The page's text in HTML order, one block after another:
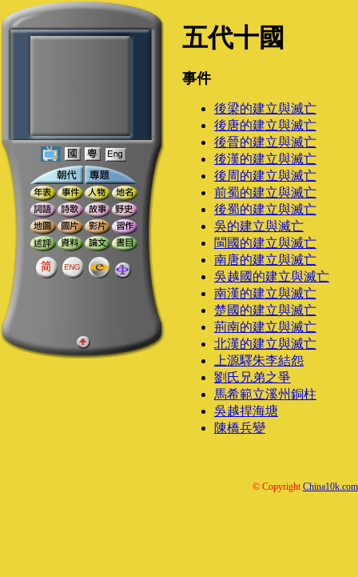
五代十國
事件
後梁的建立與滅亡
後唐的建立與滅亡
後晉的建立與滅亡
後漢的建立與滅亡
後周的建立與滅亡
前蜀的建立與滅亡
後蜀的建立與滅亡
吳的建立與滅亡
閩國的建立與滅亡
南唐的建立與滅亡
吳越國的建立與滅亡
南漢的建立與滅亡
楚國的建立與滅亡
荊南的建立與滅亡
北漢的建立與滅亡
上源驛朱李結怨
劉氏兄弟之爭
馬希範立溪州銅柱
吳越捍海塘
陳橋兵變
© CopyrightChina10k.com